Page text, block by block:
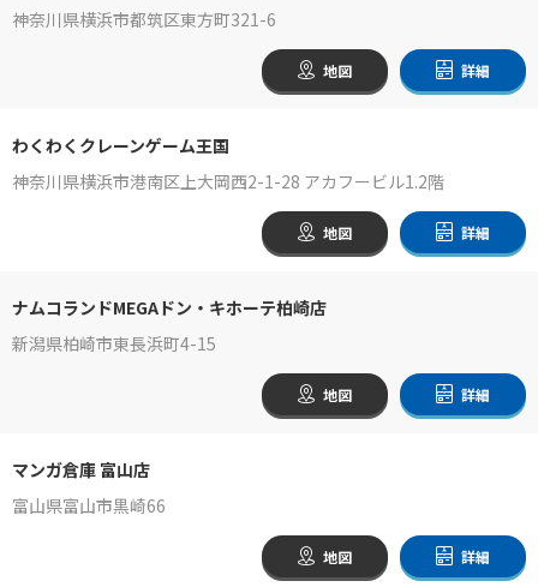
神奈川県横浜市都筑区東方町321-6
地図 詳細
わくわくクレーンゲーム王国
神奈川県横浜市港南区上大岡西2-1-28 アカフービル1.2階
地図 詳細
ナムコランドMEGAドン・キホーテ柏崎店
新潟県柏崎市東長浜町4-15
地図 詳細
マンガ倉庫 富山店
富山県富山市黒崎66
地図 詳細